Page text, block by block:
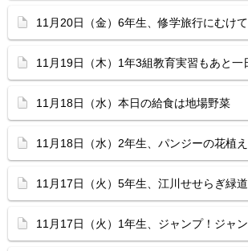
11月20日（金）6年生、修学旅行にむけて
11月19日（木）1年3組教育実習もあと一
11月18日（水）本日の給食は地場野菜
11月18日（水）2年生、パンジーの花植え
11月17日（火）5年生、江川せせらぎ緑
11月17日（火）1年生、ジャンプ！ジャン